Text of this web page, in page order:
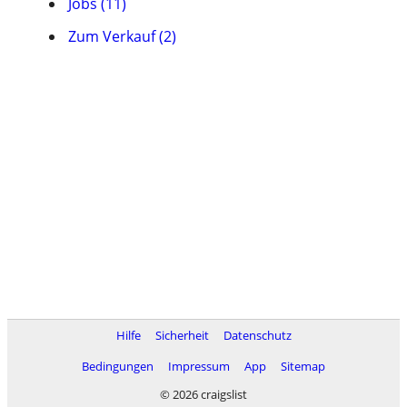
Zum Verkauf (2)
Hilfe Sicherheit
Datenschutz
Bedingungen
Impressum App
Sitemap
© 2026 craigslist